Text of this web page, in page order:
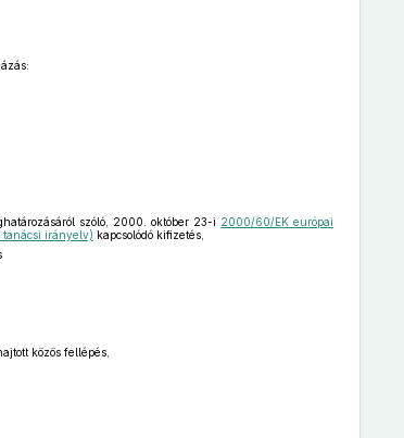
szóló, 2000. október 23-i 2000/60/EK európai
irányelv) kapcsolódó kifizetés,
közös fellépés,